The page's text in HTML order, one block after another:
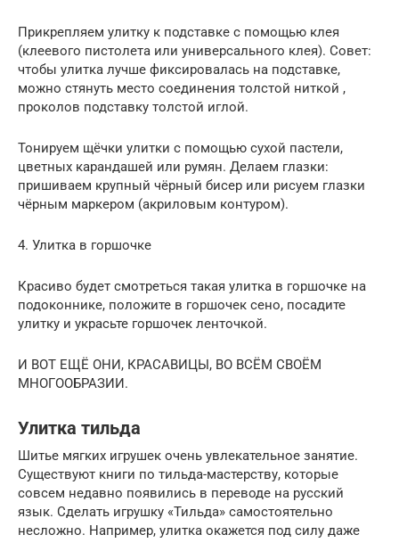
Прикрепляем улитку к подставке с помощью клея
(клеевого пистолета или универсального клея). Совет:
чтобы улитка лучше фиксировалась на подставке,
можно стянуть место соединения толстой ниткой ,
проколов подставку толстой иглой.
Тонируем щёчки улитки с помощью сухой пастели,
цветных карандашей или румян. Делаем глазки:
пришиваем крупный чёрный бисер или рисуем глазки
чёрным маркером (акриловым контуром).
4. Улитка в горшочке
Красиво будет смотреться такая улитка в горшочке на
подоконнике, положите в горшочек сено, посадите
улитку и украсьте горшочек ленточкой.
И ВОТ ЕЩЁ ОНИ, КРАСАВИЦЫ, ВО ВСЁМ СВОЁМ
МНОГООБРАЗИИ.
Улитка тильда
Шитье мягких игрушек очень увлекательное занятие.
Существуют книги по тильда-мастерству, которые
совсем недавно появились в переводе на русский
язык. Сделать игрушку «Тильда» самостоятельно
несложно. Например, улитка окажется под силу даже